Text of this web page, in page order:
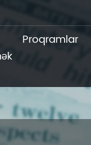
Proqramlar